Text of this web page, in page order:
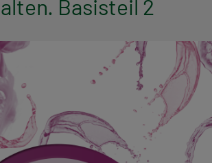
Basisteil 2